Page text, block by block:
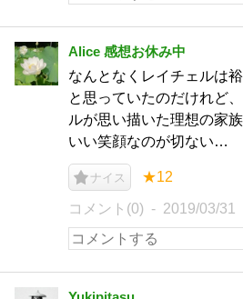
Alice 感想お休み中
なんとなくレイチェルは
と思っていたのだけれど
ルが思い描いた理想の家
いい笑顔なのが切ない…
ナイス ★12
コメント(0) 2019/03/31